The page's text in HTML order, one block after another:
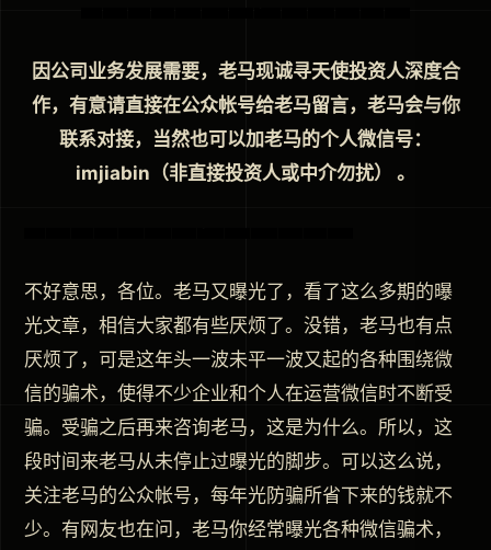
因公司业务发展需要，老马现诚寻天使投资人深度合
作，有意请直接在公众帐号给老马留言，老马会与你
联系对接，当然也可以加老马的个人微信号：
imjiabin（非直接投资人或中介勿扰） 。
不好意思，各位。老马又曝光了，看了这么多期的曝
光文章，相信大家都有些厌烦了。没错，老马也有点
厌烦了，可是这年头一波未平一波又起的各种围绕微
信的骗术，使得不少企业和个人在运营微信时不断受
骗。受骗之后再来咨询老马，这是为什么。所以，这
段时间来老马从未停止过曝光的脚步。可以这么说，
关注老马的公众帐号，每年光防骗所省下来的钱就不
少。有网友也在问，老马你经常曝光各种微信骗术，